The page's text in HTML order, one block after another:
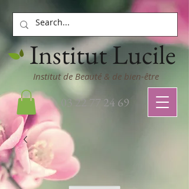
Institut Lucile
Institut de Beauté & de bien-être
03 22 77 24 69